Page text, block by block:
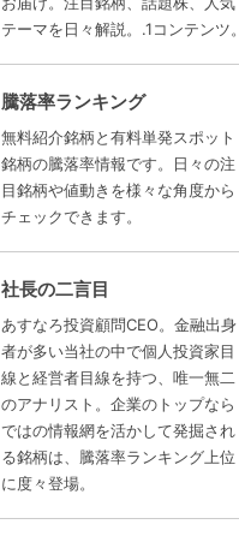
テーマを日々解説。.1コンテンツ。
騰落率ランキング
無料紹介銘柄と有料単発スポット
銘柄の騰落率情報です。日々の注
目銘柄や値動きを様々な角度から
チェックできます。
社長の二言目
あすなろ投資顧問CEO。金融出身
者が多い当社の中で個人投資家目
線と経営者目線を持つ、唯一無二
のアナリスト。企業のトップなら
ではの情報網を活かして発掘され
る銘柄は、騰落率ランキング上位
に度々登場。